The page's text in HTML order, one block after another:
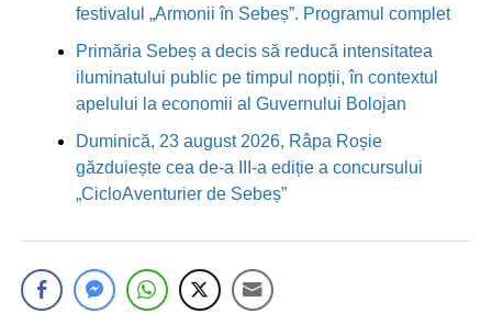
festivalul „Armonii în Sebeș”. Programul complet
Primăria Sebeș a decis să reducă intensitatea
iluminatului public pe timpul nopții, în contextul
apelului la economii al Guvernului Bolojan
Duminică, 23 august 2026, Râpa Roșie
găzduiește cea de-a III-a ediție a concursului
„CicloAventurier de Sebeș”